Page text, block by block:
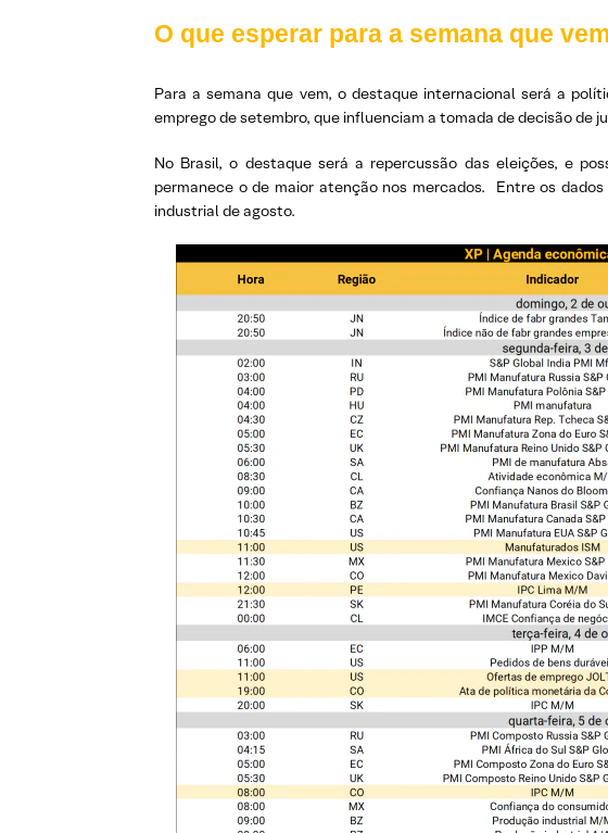
O que esperar para a semana que
Para a semana que vem, o destaque internacional será a
emprego de setembro, que influenciam a tomada de decisão de
No Brasil, o destaque será a repercussão das eleições, e
permanece o de maior atenção nos mercados. Entre os
industrial de agosto.